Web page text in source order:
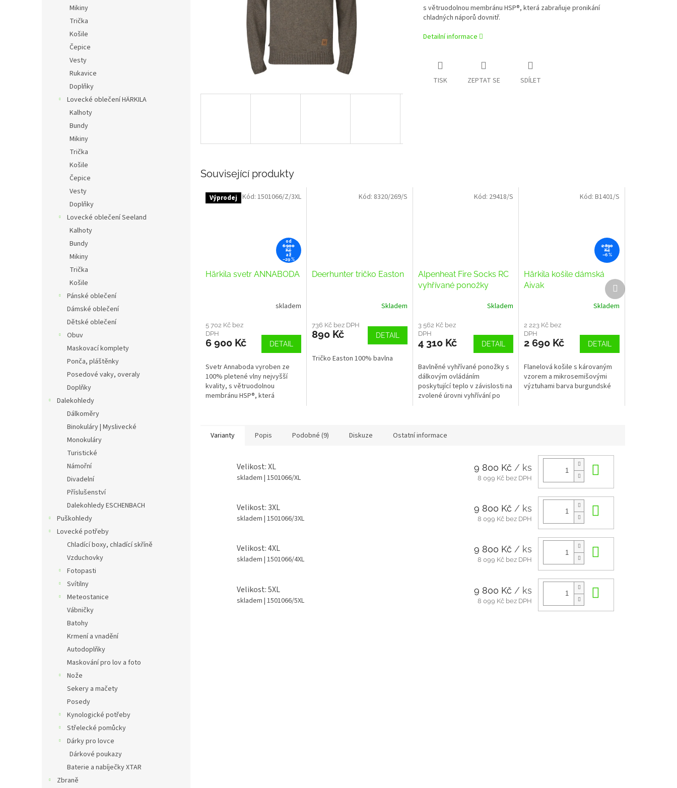
Mikiny
Trička
Košile
Čepice
Vesty
Rukavice
Doplňky
Lovecké oblečení HÄRKILA
Kalhoty
Bundy
Mikiny
Trička
Košile
Čepice
Vesty
Doplňky
Lovecké oblečení Seeland
Kalhoty
Bundy
Mikiny
Trička
Košile
Pánské oblečení
Dámské oblečení
Dětské oblečení
Obuv
Maskovací komplety
Ponča, pláštěnky
Posedové vaky, overaly
Doplňky
Dalekohledy
Dálkoměry
Binokuláry | Myslivecké
Monokuláry
Turistické
Námořní
Divadelní
Příslušenství
Dalekohledy ESCHENBACH
Puškohledy
Lovecké potřeby
Chladící boxy, chladící skříně
Vzduchovky
Fotopasti
Svítilny
Meteostanice
Vábničky
Batohy
Krmení a vnadění
Autodoplňky
Maskování pro lov a foto
Nože
Sekery a mačety
Posedy
Kynologické potřeby
Střelecké pomůcky
Dárky pro lovce
Dárkové poukazy
Baterie a nabíječky XTAR
Zbraně
s větruodolnou membránu HSP®, která zabraňuje pronikání
chladných náporů dovnitř.
Detailní informace
TISK ZEPTAT SE SDÍLET
Související produkty
Výprodej
od
6 900
Kč
až
–29 %
Härkila svetr ANNABODA
skladem
5 702 Kč bez
DPH
6 900 Kč DETAIL
Svetr Annaboda vyroben ze
100% pletené vlny nejvyšší
kvality, s větruodolnou
membránu HSP®, která
Kód: 1501066/Z/3XL
Deerhunter tričko Easton
Skladem
736 Kč bez DPH
890 Kč DETAIL
Tričko Easton 100% bavlna
Kód: 8320/269/S
Alpenheat Fire Socks RC
vyhřívané ponožky
Skladem
3 562 Kč bez
DPH
4 310 Kč DETAIL
Bavlněné vyhřívané ponožky s
dálkovým ovládáním
poskytující teplo v závislosti na
zvolené úrovni vyhřívání po
Kód: 29418/S
2 890
Kč
–6 %
Härkila košile dámská
Aivak
Skladem
2 223 Kč bez
DPH
2 690 Kč DETAIL
Flanelová košile s károvaným
vzorem a mikrosemišovými
výztuhami barva burgundské
Kód: B1401/S
Další
produkt
Varianty Popis Podobné (9) Diskuze Ostatní informace
Velikost: XL
skladem | 1501066/XL
9 800 Kč / ks
8 099 Kč bez DPH
Velikost: 3XL
skladem | 1501066/3XL
9 800 Kč / ks
8 099 Kč bez DPH
Velikost: 4XL
skladem | 1501066/4XL
9 800 Kč / ks
8 099 Kč bez DPH
Velikost: 5XL
skladem | 1501066/5XL
9 800 Kč / ks
8 099 Kč bez DPH